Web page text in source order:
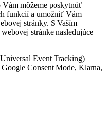
môžeme poskytnúť
funkcií a umožniť Vám
stránky. S Vaším
stránke nasledujúce
Event Tracking)
Consent Mode, Klarna,